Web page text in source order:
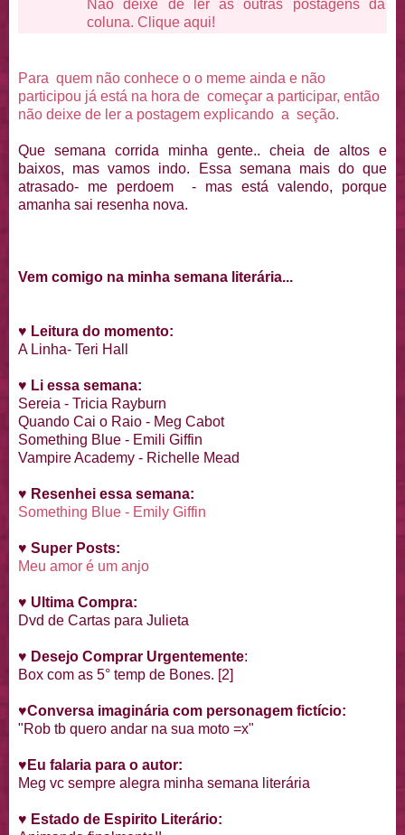
Não deixe de ler as outras postagens da
coluna. Clique aqui!
Para quem não conhece o o meme ainda e não
participou já está na hora de começar a participar, então
não deixe de ler a postagem explicando a seção.
Que semana corrida minha gente.. cheia de altos e
baixos, mas vamos indo. Essa semana mais do que
atrasado- me perdoem - mas está valendo, porque
amanha sai resenha nova.
Vem comigo na minha semana literária...
♥ Leitura do momento:
A Linha- Teri Hall
♥ Li essa semana:
Sereia - Tricia Rayburn
Quando Cai o Raio - Meg Cabot
Something Blue - Emili Giffin
Vampire Academy - Richelle Mead
♥ Resenhei essa semana:
Something Blue - Emily Giffin
♥ Super Posts:
Meu amor é um anjo
♥ Ultima Compra:
Dvd de Cartas para Julieta
♥ Desejo Comprar Urgentemente:
Box com as 5° temp de Bones. [2]
♥Conversa imaginária com personagem fictício:
"Rob tb quero andar na sua moto =x"
♥ Eu falaria para o autor:
Meg vc sempre alegra minha semana literária
♥ Estado de Espirito Literário: